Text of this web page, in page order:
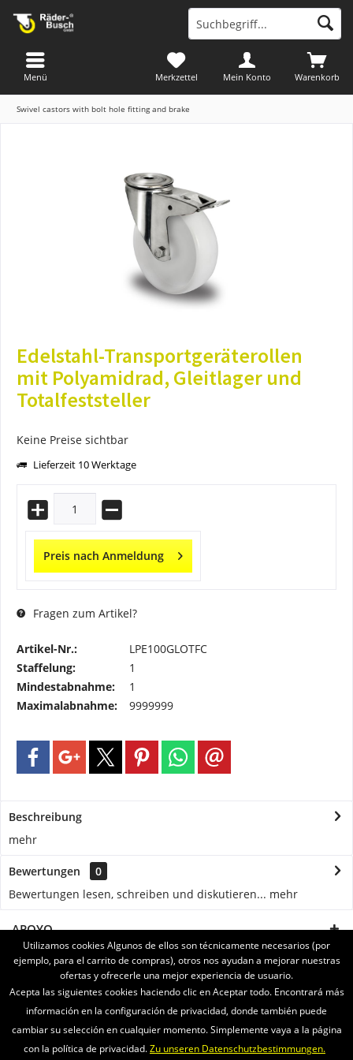
Warenkorb
Merkzettel Mein Konto
Menü
Swivel castors with bolt hole fitting and brake
Edelstahl-Transportgeräterollen
mit Polyamidrad, Gleitlager und
Totalfeststeller
Keine Preise sichtbar
Lieferzeit 10 Werktage
Preis nach Anmeldung
Fragen zum Artikel?
Artikel-Nr.:
LPE100GLOTFC
Staffelung:
1
Mindestabnahme:
1
Maximalabnahme:
9999999
Beschreibung
mehr
Bewertungen
0
Bewertungen lesen, schreiben und diskutieren... mehr
APOYO
SERVICE
INFORMATIONEN
ENVIAMOS CON
Utilizamos cookies Algunos de ellos son técnicamente necesarios (por
ejemplo, para el carrito de compras), otros nos ayudan a mejorar nuestras
ofertas y ofrecerle una mejor experiencia de usuario.
Acepta las siguientes cookies haciendo clic en Aceptar todo. Encontrará más
información en la configuración de privacidad, donde también puede
cambiar su selección en cualquier momento. Simplemente vaya a la página
con la política de privacidad.Zu unseren Datenschutzbestimmungen.